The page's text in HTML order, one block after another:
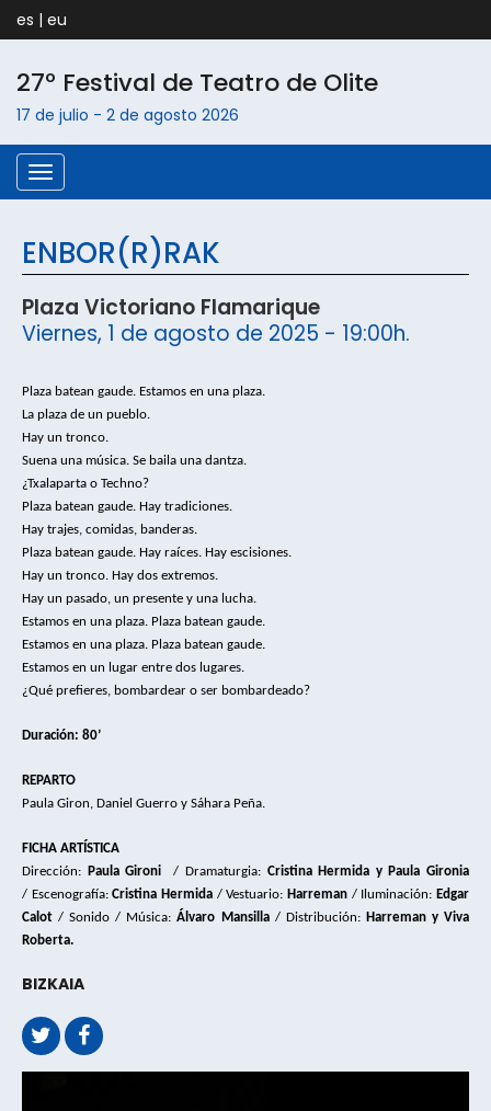
es | eu
27º Festival de Teatro de Olite
17 de julio - 2 de agosto 2026
Menú
ENBOR(R)RAK
Plaza Victoriano Flamarique
Viernes, 1 de agosto de 2025 - 19:00h.
Plaza batean gaude. Estamos en una plaza.
La plaza de un pueblo.
Hay un tronco.
Suena una música. Se baila una dantza.
¿Txalaparta o Techno?
Plaza batean gaude. Hay tradiciones.
Hay trajes, comidas, banderas.
Plaza batean gaude. Hay raíces. Hay escisiones.
Hay un tronco. Hay dos extremos.
Hay un pasado, un presente y una lucha.
Estamos en una plaza. Plaza batean gaude.
Estamos en una plaza. Plaza batean gaude.
Estamos en un lugar entre dos lugares.
¿Qué prefieres, bombardear o ser bombardeado?
Duración: 80’
REPARTO
Paula Giron, Daniel Guerro y Sáhara Peña.
FICHA ARTÍSTICA
Dirección:
Paula Gironi / Dramaturgia: Cristina Hermida y Paula Gironia
/ Escenografía:Cristina Hermida / Vestuario: Harreman / Iluminación: Edgar
Calot / Sonido / Música: Álvaro Mansilla / Distribución: Harreman y Viva
Roberta.
BIZKAIA